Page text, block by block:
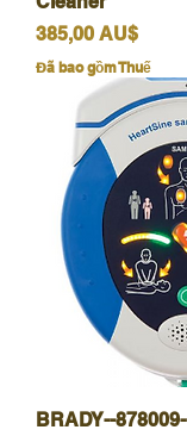
Giá
385,00 AU$
Đã bao gồm Thuế
BRADY--